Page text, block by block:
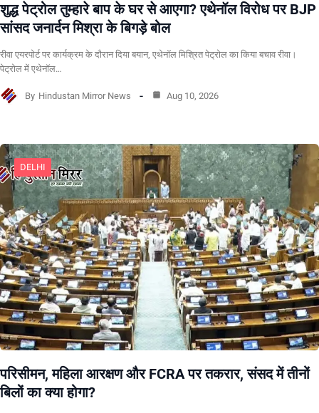
शुद्ध पेट्रोल तुम्हारे बाप के घर से आएगा? एथेनॉल विरोध पर BJP
सांसद जनार्दन मिश्रा के बिगड़े बोल
रीवा एयरपोर्ट पर कार्यक्रम के दौरान दिया बयान, एथेनॉल मिश्रित पेट्रोल का किया बचाव रीवा।
पेट्रोल में एथेनॉल…
By Hindustan Mirror News Aug 10, 2026
DELHI
परिसीमन, महिला आरक्षण और FCRA पर तकरार, संसद में तीनों
बिलों का क्या होगा?